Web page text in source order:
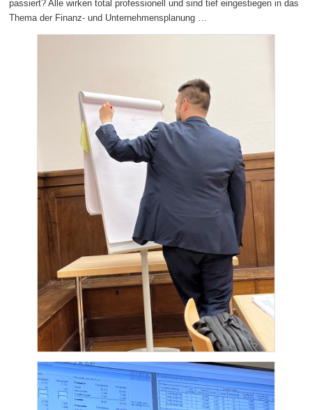
passiert? Alle wirken total professionell und sind tief eingestiegen in das
Thema der Finanz- und Unternehmensplanung …